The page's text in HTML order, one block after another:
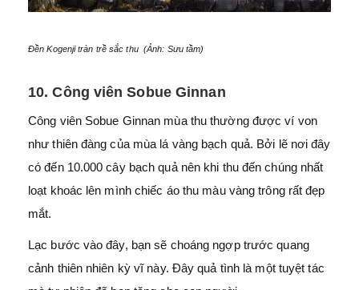
Đền Kogenji tràn trề sắc thu (Ảnh: Sưu tầm)
10. Công viên Sobue Ginnan
Công viên Sobue Ginnan mùa thu thường được ví von
như thiên đàng của mùa lá vàng bạch quả. Bởi lẽ nơi đây
có đến 10.000 cây bạch quả nên khi thu đến chúng nhất
loạt khoác lên mình chiếc áo thu màu vàng trông rất đẹp
mắt.
Lạc bước vào đây, bạn sẽ choáng ngợp trước quang
cảnh thiên nhiên kỳ vĩ này. Đây quả tình là một tuyệt tác